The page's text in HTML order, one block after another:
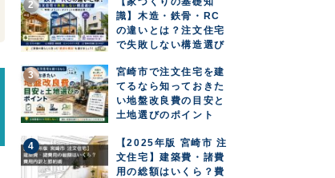
識】木造・鉄骨・RC
の違いとは？注文住宅
で失敗しない構造選び
宮崎市で注文住宅を建
てるなら知っておきた
い地盤改良費の目安と
土地選びのポイント
【2025年版 宮崎市 注
文住宅】建築費・諸費
用の総額はいくら？費